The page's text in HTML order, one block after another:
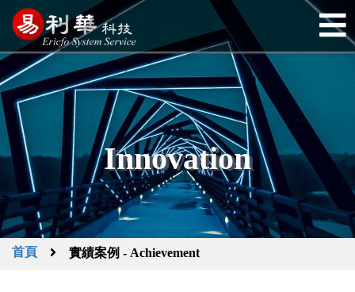
Innovation
首頁 實績案例 - Achievement